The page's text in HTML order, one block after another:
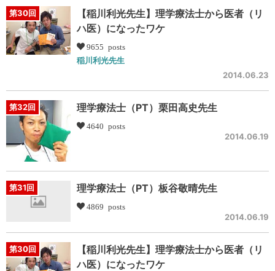
第30回
【稲川利光先生】理学療法士から医者（リ
ハ医）になったワケ
9655 posts
稲川利光先生
2014.06.23
第32回 理学療法士（PT）栗田高史先生
4640 posts
2014.06.19
第31回 理学療法士（PT）板谷敬晴先生
4869 posts
2014.06.19
第30回
【稲川利光先生】理学療法士から医者（リ
ハ医）になったワケ